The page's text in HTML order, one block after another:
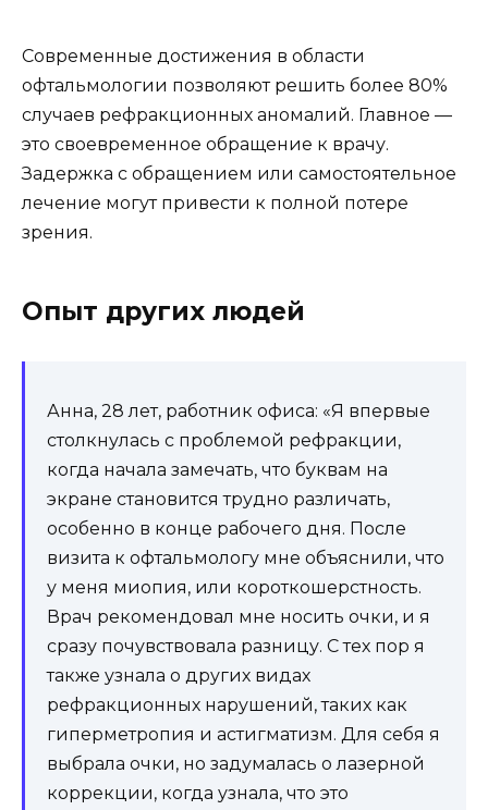
Современные достижения в области
офтальмологии позволяют решить более 80%
случаев рефракционных аномалий. Главное —
это своевременное обращение к врачу.
Задержка с обращением или самостоятельное
лечение могут привести к полной потере
зрения.
Опыт других людей
Анна, 28 лет, работник офиса: «Я впервые
столкнулась с проблемой рефракции,
когда начала замечать, что буквам на
экране становится трудно различать,
особенно в конце рабочего дня. После
визита к офтальмологу мне объяснили, что
у меня миопия, или короткошерстность.
Врач рекомендовал мне носить очки, и я
сразу почувствовала разницу. С тех пор я
также узнала о других видах
рефракционных нарушений, таких как
гиперметропия и астигматизм. Для себя я
выбрала очки, но задумалась о лазерной
коррекции, когда узнала, что это